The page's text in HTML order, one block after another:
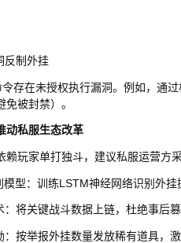
反制外挂
存在未授权执行漏洞。例如，通
免被封禁）。
动私服生态改革
赖玩家单打独斗，建议私服运营方采
型：训练LSTM神经网络识别外挂
将关键战斗数据上链，杜绝事后篡
按举报外挂数量发放稀有道具，激